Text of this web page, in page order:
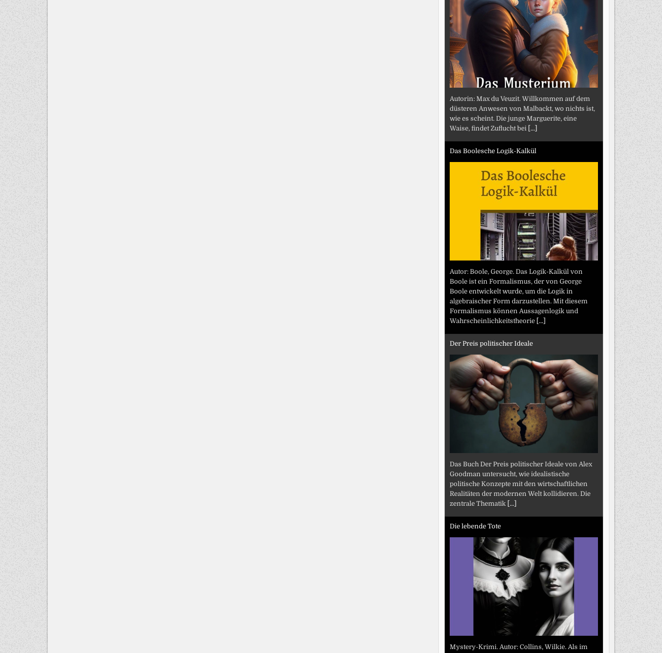
Autorin: Max du Veuzit. Willkommen auf dem
düsteren Anwesen von Malbackt, wo nichts ist,
wie es scheint. Die junge Marguerite, eine
Waise, findet Zuflucht bei [...]
Das Boolesche Logik-Kalkül
Autor: Boole, George. Das Logik-Kalkül von
Boole ist ein Formalismus, der von George
Boole entwickelt wurde, um die Logik in
algebraischer Form darzustellen. Mit diesem
Formalismus können Aussagenlogik und
Wahrscheinlichkeitstheorie [...]
Der Preis politischer Ideale
Das Buch Der Preis politischer Ideale von Alex
Goodman untersucht, wie idealistische
politische Konzepte mit den wirtschaftlichen
Realitäten der modernen Welt kollidieren. Die
zentrale Thematik [...]
Die lebende Tote
Mystery-Krimi. Autor: Collins, Wilkie. Als im